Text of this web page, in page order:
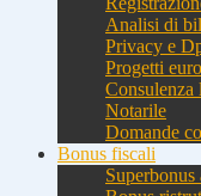
Analisi di
Privacy e
Progetti
Consulenza
Notarile
Domande
Bonus fiscali
Superbonus